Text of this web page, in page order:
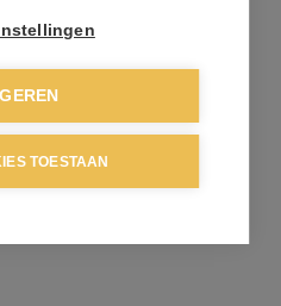
379.000
TOESTAAN